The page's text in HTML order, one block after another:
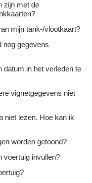
zijn met de
mijn tank-/vlootkaart?
nog gegevens
datum in het verleden te
vignetgegevens niet
niet lezen. Hoe kan ik
worden getoond?
voertuig invullen?